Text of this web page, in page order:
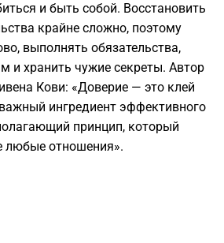
и быть собой. Восстановить
крайне сложно, поэтому
выполнять обязательства,
и хранить чужие секреты. Автор
Кови: «Доверие — это клей
ингредиент эффективного
принцип, который
любые отношения».